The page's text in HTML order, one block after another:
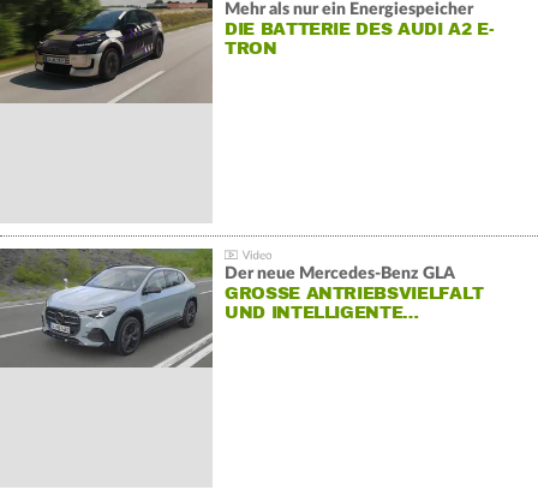
Mehr als nur ein Energiespeicher
DIE BATTERIE DES AUDI A2 E-
TRON
Der neue Mercedes-Benz GLA
GROSSE ANTRIEBSVIELFALT U
ND INTELLIGENTE…